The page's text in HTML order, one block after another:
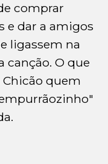
comprar
e dar a amigos
ligassem na
canção. O que
quem